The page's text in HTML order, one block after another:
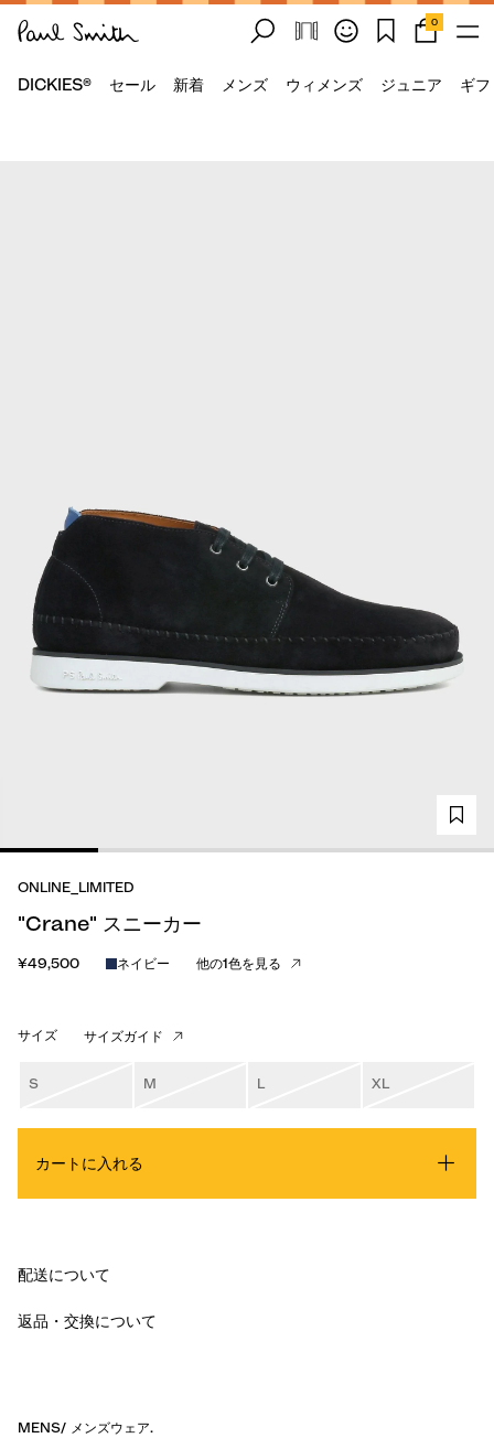
0
DICKIES® セール 新着 メンズ ウィメンズ ジュニア ギ
ONLINE_LIMITED
"Crane" スニーカー
¥49,500 ネイビー 他の1色を見る
サイズ サイズガイド
S M L XL
カートに入れる
配送について
返品・交換について
MENS/ メンズウェア.